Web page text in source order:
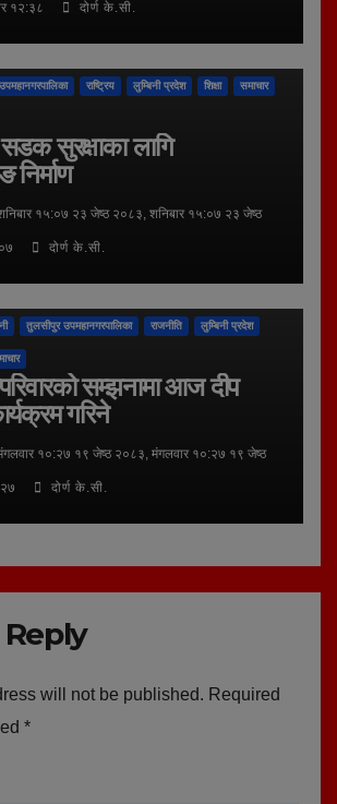
१२:३८ दोर्ण के.सी.
राष्ट्रिय लुम्बिनी प्रदेश शिक्षा समाचार
सुरक्षाका लागि
१५:०७ २३ जेष्ठ २०८३, शनिबार १५:०७ २३ जेष्ठ
दोर्ण के.सी.
तुलसीपुर उपमहानगरपालिका राजनीति लुम्बिनी प्रदेश
सम्झनामा आज दीप
गरिने
१०:२७ १९ जेष्ठ २०८३, मंगलवार १०:२७ १९ जेष्ठ
दोर्ण के.सी.
will not be published. Required
*